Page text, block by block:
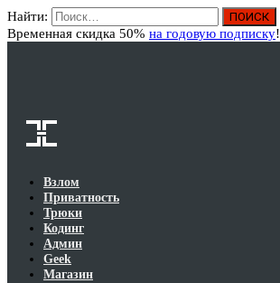
Найти:
Временная скидка 50% на годовую подписку!
Взлом
Приватность
Трюки
Кодинг
Админ
Geek
Магазин